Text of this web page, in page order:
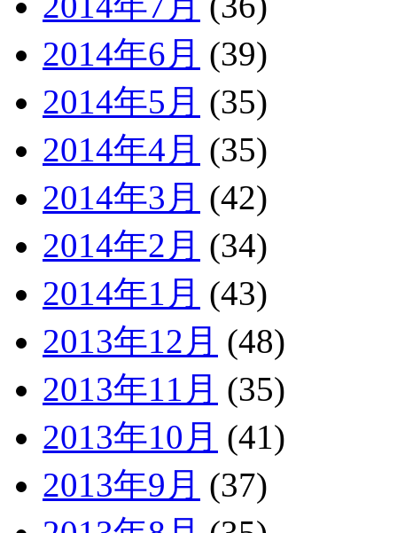
2014年6月 (39)
2014年5月 (35)
2014年4月 (35)
2014年3月 (42)
2014年2月 (34)
2014年1月 (43)
2013年12月 (48)
2013年11月 (35)
2013年10月 (41)
2013年9月 (37)